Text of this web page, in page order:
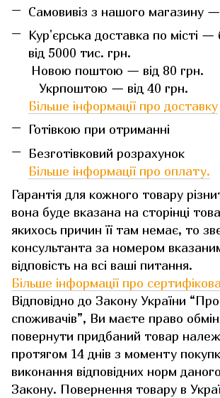
Самовивіз з нашого магазину
Кур'єрська доставка по місті
від 5000 тис. грн.
Новою поштою — від 80 грн.
Укрпоштою — від 40 грн.
Більше інформації про доставку
Готівкою при отриманні
Безготівковий розрахунок
Більше інформації про оплату.
Гарантія для кожного товару
вона буде вказана на сторінці
якихось причин її там немає, то
консультанта за номером
відповість на всі ваші питання.
Більше інформації про
Відповідно до Закону України
споживачів”, Ви маєте право
повернути придбаний товар
протягом 14 днів з моменту
виконання відповідних норм даного
Закону. Повернення товару в